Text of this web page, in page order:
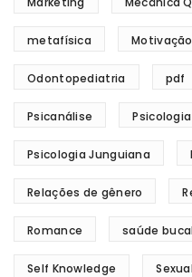
metafísica Motivação
Odontopediatria pdf
Psicanálise
Psicologia Junguiana
Relações de gênero
Romance saúde
Self Knowledge